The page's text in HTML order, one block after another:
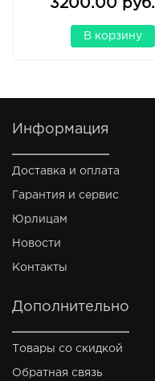
3200.00 руб.
В корзину
Информация
Доставка и оплата
Гарантия и сервис
Юрлицам
Новости
Контакты
Дополнительно
Товары со скидкой
Обратная связь